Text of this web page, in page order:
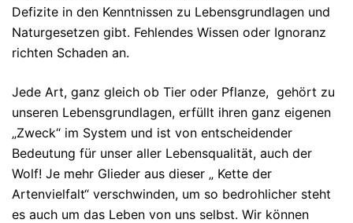
Defizite in den Kenntnissen zu Lebensgrundlagen und
Naturgesetzen gibt. Fehlendes Wissen oder Ignoranz
richten Schaden an.
Jede Art, ganz gleich ob Tier oder Pflanze, gehört zu
unseren Lebensgrundlagen, erfüllt ihren ganz eigenen
„Zweck“ im System und ist von entscheidender
Bedeutung für unser aller Lebensqualität, auch der
Wolf! Je mehr Glieder aus dieser „ Kette der
Artenvielfalt“ verschwinden, um so bedrohlicher steht
es auch um das Leben von uns selbst. Wir können